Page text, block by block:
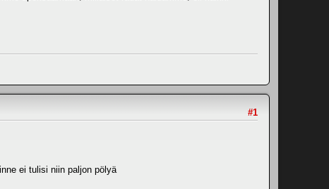
#1
ei tulisi niin paljon pölyä